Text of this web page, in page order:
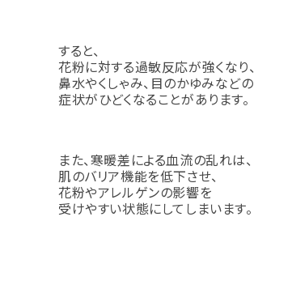
すると、
花粉に対する過敏反応が強くなり、
鼻水やくしゃみ、目のかゆみなどの
症状がひどくなることがあります。
また、寒暖差による血流の乱れは、
肌のバリア機能を低下させ、
花粉やアレルゲンの影響を
受けやすい状態にしてしまいます。